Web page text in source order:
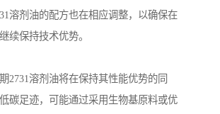
溶剂油的配方也在相应调整，以确保在
续保持技术优势。
2731溶剂油将在保持其性能优势的同
碳足迹，可能通过采用生物基原料或优